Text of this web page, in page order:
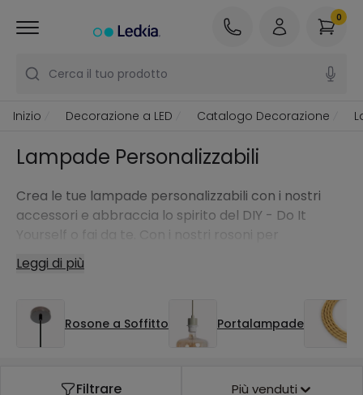
Cerca il tuo prodotto
0
Inizio Decorazione a LED Catalogo Decorazione
Lampade Personalizzabili
Crea le tue lampade personalizzabili con i nostri
accessori e abbraccia lo spirito del DIY - Do It
Yourself o fai da te. Con i nostri rosoni per
lampadari, i portalampada e i cavi elettrici
decorativi puoi progettare la lampada a
esterni.
Leggi di più
Rosone a Soffitto Portalampade
Filtrare Più venduti